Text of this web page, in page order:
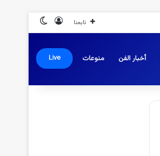
تابعنا تسجيل الدخول
أخبار الفن منوعات Live